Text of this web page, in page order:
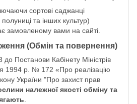
сортові саджанці
полуниці та інших культур)
замовленому вами на сайті.
(Обмін та повернення)
Постанови Кабінету Міністрів
1994 р. № 172 «Про реалізацію
України "Про захист прав
належної якості обміну та